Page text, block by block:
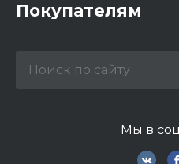
Покупателям
Мы в